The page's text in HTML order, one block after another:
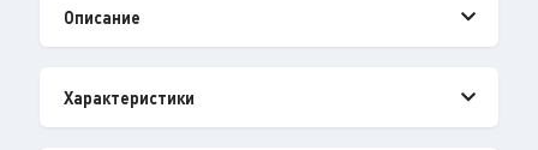
Описание
Характеристики